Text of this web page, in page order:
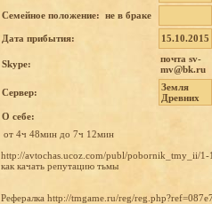
Семейное положение: не в браке
Дата прибытия: 15.10.2015
Skype:
почта sv-
mv@bk.ru
Сервер:
Земля
Древних
О себе:
от 4ч 48мин до 7ч 12мин
http://avtochas. ucoz.com/publ/pobornik_tmy_ii/1-
как качать репутацию тьмы
Рефералка http://tmgame.ru/reg/reg .php?ref